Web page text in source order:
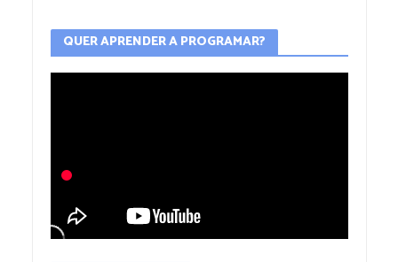
QUER APRENDER A PROGRAMAR?